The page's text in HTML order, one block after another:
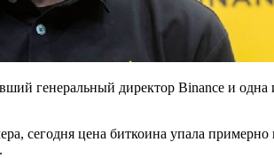
генеральный директор Binance и
сегодня цена биткоина упала